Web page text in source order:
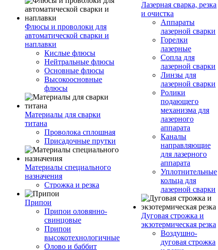
Флюсы и проволоки для
автоматической сварки и
наплавки
Кислые флюсы
Нейтральные флюсы
Основные флюсы
Высокоосновные
флюсы
Материалы для сварки
титана
Проволока сплошная
Присадочные прутки
Материалы специального
назначения
Строжка и резка
Припои
Припои оловянно-
свинцовые
Припои
высокотехнологичные
Олово и баббит
Лазерная сварка, резка
и очистка
Аппараты
лазерной сварки
Горелки
лазерные
Сопла для
лазерной сварки
Линзы для
лазерной сварки
Ролики
подающего
механизма для
лазерного
аппарата
Каналы
направляющие
для лазерного
аппарата
Уплотнительные
кольца для
лазерной сварки
Дуговая строжка и
экзотермическая резка
Воздушно-
дуговая строжка